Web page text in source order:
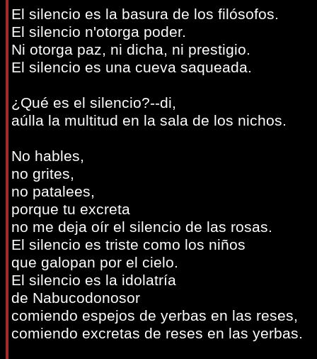
El silencio es la basura de los filósofos.
El silencio n'otorga poder.
Ni otorga paz, ni dicha, ni prestigio.
El silencio es una cueva saqueada.
¿Qué es el silencio?--di,
aúlla la multitud en la sala de los nichos.
No hables,
no grites,
no patalees,
porque tu excreta
no me deja oír el silencio de las rosas.
El silencio es triste como los niños
que galopan por el cielo.
El silencio es la idolatría
de Nabucodonosor
comiendo espejos de yerbas en las reses,
comiendo excretas de reses en las yerbas.